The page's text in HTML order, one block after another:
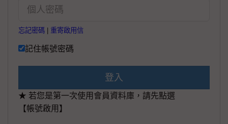
忘記密碼 重寄啟用信
記住帳號密碼
登入
★ 若您是第一次使用會員資料庫，請先點選
【帳號啟用】